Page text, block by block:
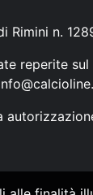
Rimini n.
reperite sul